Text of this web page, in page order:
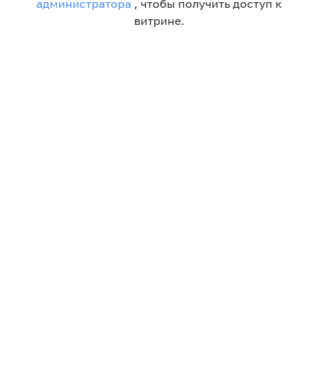
администратора , чтобы получить доступ к
витрине.